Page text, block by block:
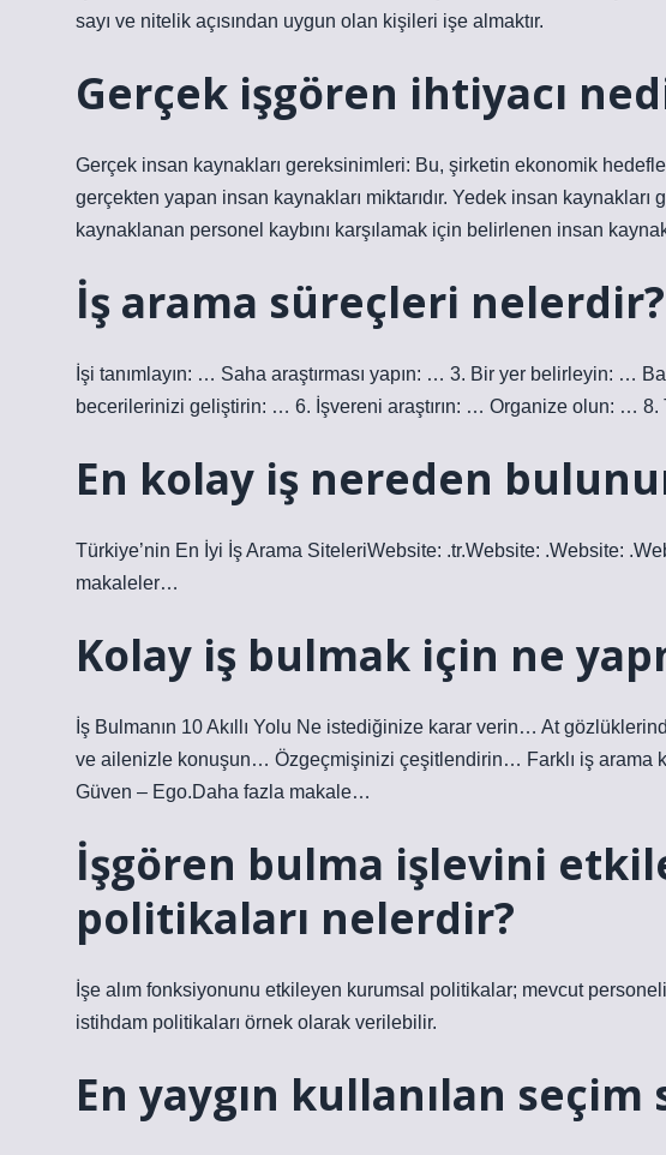
sayı ve nitelik açısından uygun olan kişileri işe almaktır.
Gerçek işgören ihtiyacı
Gerçek insan kaynakları gereksinimleri: Bu, şirketin ekonomik
gerçekten yapan insan kaynakları miktarıdır. Yedek insan kaynakları
kaynaklanan personel kaybını karşılamak için belirlenen insan
İş arama süreçleri nelerdir?
İşi tanımlayın: … Saha araştırması yapın: … 3. Bir yer belirleyin: …
becerilerinizi geliştirin: … 6. İşvereni araştırın: … Organize olun: …
En kolay iş nereden
Türkiye’nin En İyi İş Arama SiteleriWebsite: .tr.Website: .Website:
makaleler…
Kolay iş bulmak için ne
İş Bulmanın 10 Akıllı Yolu Ne istediğinize karar verin… At
ve ailenizle konuşun… Özgeçmişinizi çeşitlendirin… Farklı iş arama
Güven – Ego.Daha fazla makale…
İşgören bulma işlevini
politikaları nelerdir?
İşe alım fonksiyonunu etkileyen kurumsal politikalar; mevcut
istihdam politikaları örnek olarak verilebilir.
En yaygın kullanılan